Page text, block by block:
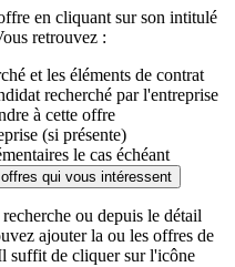
en cliquant sur son intitulé
retrouvez :
et les éléments de contrat
recherché par l'entreprise
à cette offre
(si présente)
le cas échéant
qui vous intéressent
ou depuis le détail
ajouter la ou les offres de
suffit de cliquer sur l'icône